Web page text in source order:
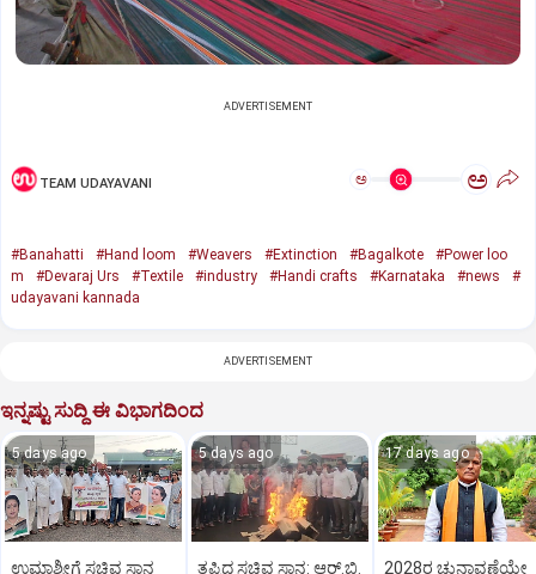
ADVERTISEMENT
TEAM UDAYAVANI ಅ ಅ
#Banahatti #Hand loom #Weavers #Extinction #Bagalkote
#Power loo
m
#Devaraj Urs #Textile #industry #Handi crafts #Karnataka #news
#
udayavani kannada
ADVERTISEMENT
ಇನ್ನಷ್ಟು ಸುದ್ದಿ ಈ ವಿಭಾಗದಿಂದ
5 days ago
ಉಮಾಶ್ರೀಗೆ ಸಚಿವ ಸ್ಥಾನ
5 days ago
ತಪ್ಪಿದ ಸಚಿವ ಸ್ಥಾನ: ಆರ್.ಬಿ.
17 days ago
2028ರ ಚುನಾವಣೆಯೇ